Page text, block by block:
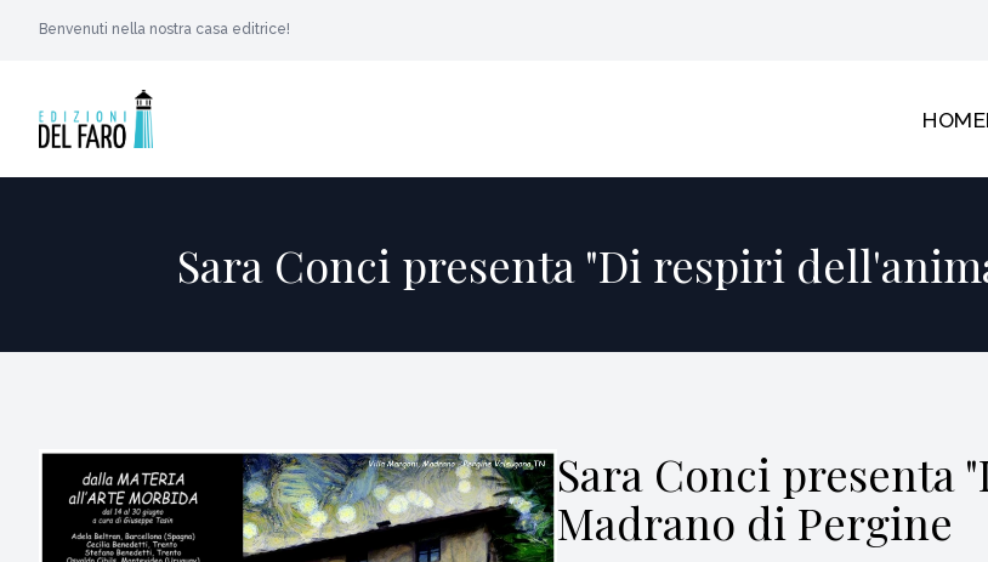
Benvenuti nella nostra casa editrice!
HOME
Sara Conci presenta "Di respiri
Sara Conci presenta
Madrano di Pergine